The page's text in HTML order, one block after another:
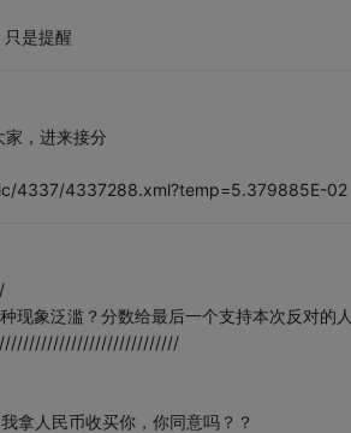
是提醒
，进来接分
4337/4337288.xml?temp=5.379885E-02
现象泛滥？分数给最后一个支持本次反对的人
拿人民币收买你，你同意吗？？